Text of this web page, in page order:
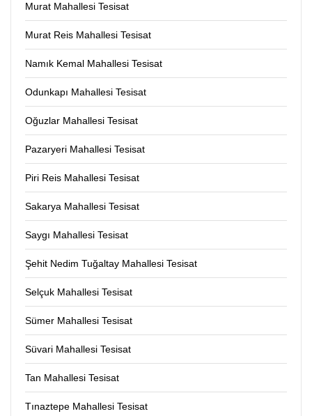
Murat Mahallesi Tesisat
Murat Reis Mahallesi Tesisat
Namık Kemal Mahallesi Tesisat
Odunkapı Mahallesi Tesisat
Oğuzlar Mahallesi Tesisat
Pazaryeri Mahallesi Tesisat
Piri Reis Mahallesi Tesisat
Sakarya Mahallesi Tesisat
Saygı Mahallesi Tesisat
Şehit Nedim Tuğaltay Mahallesi Tesisat
Selçuk Mahallesi Tesisat
Sümer Mahallesi Tesisat
Süvari Mahallesi Tesisat
Tan Mahallesi Tesisat
Tınaztepe Mahallesi Tesisat